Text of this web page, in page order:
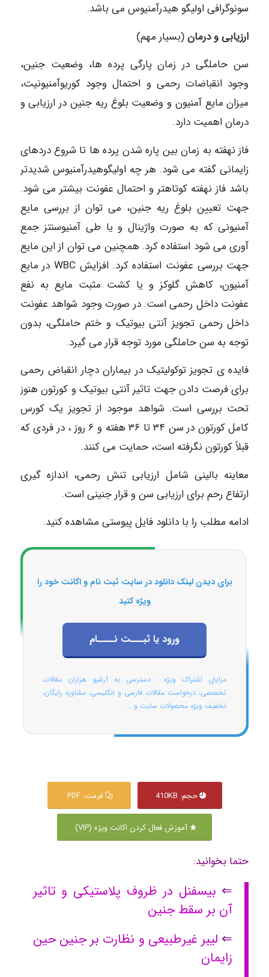
سونوگرافی اولیگو هیدرآمنیوس می باشد.
ارزیابی و درمان(بسیار مهم)
سن حاملگی در زمان پارگی پرده ها، وضعیت جنین،
وجود انقباضات رحمی و احتمال وجود کوریوآمنیونیت،
میزان مایع آمنیون و وضعیت بلوغ ریه جنین در ارزیابی و
درمان اهمیت دارد.
فاز نهفته به زمان بین پاره شدن پرده ها تا شروع دردهای
زایمانی گفته می شود. هر چه اولیگوهیدرآمنیوس شدیدتر
باشد فاز نهفته کوتاهتر و احتمال عفونت بیشتر می شود.
جهت تعیین بلوغ ریه جنین، می توان از بررسی مایع
آمنیونی که به صورت واژینال و یا طی آمنیوسنتز جمع
آوری می شود استفاده کرد. همچنین می توان از این مایع
جهت بررسی عفونت استفاده کرد. افزایش WBC در مایع
آمنیون، کاهش گلوکز و یا کشت مثبت مایع به نفع
عفونت داخل رحمی است. در صورت وجود شواهد عفونت
داخل رحمی تجویز آنتی بیوتیک و ختم حاملگی، بدون
توجه به سن حاملگی مورد توجه قرار می گیرد.
فایده ی تجویز توکولیتیک در بیماران دچار انقباض رحمی
برای فرصت دادن جهت تاثیر آنتی بیوتیک و کورتون هنوز
تحت بررسی است. شواهد موجود از تجویز یک کورس
کامل کورتون در سن ۳۴ تا ۳۶ هفته و ۶ روز ، در فردی که
قبلاً کورتون نگرفته است، حمایت می کنند.
معاینه بالینی شامل ارزیابی تنش رحمی، اندازه گیری
ارتفاع رحم برای ارزیابی سن و قرار جنینی است.
ادامه مطلب را با دانلود فایل پیوستی مشاهده کنید.
برای دیدن لینک دانلود در سایت ثبت نام و اکانت خود را
ویژه کنید
ورود یا ثبـــت نــــام
مزایای اشتراک ویژه : دسترسی به آرشیو هزاران مقالات
تخصصی، درخواست مقالات فارسی و انگلیسی، مشاوره رایگان،
تخفیف ویژه محصولات سایت و ...
حجم: 410KB فرمت: PDF
آموزش فعال کردن اکانت ویژه (VIP)
حتما بخوانید:
⇐ بیسفنل در ظروف پلاستیکی و تاثیر
آن بر سقط جنین
⇐ لیبر غیرطبیعی و نظارت بر جنین حین
زایمان